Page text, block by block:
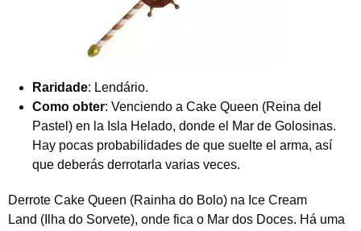
Raridade: Lendário.
Como obter: Venciendo a Cake Queen (Reina del
Pastel) en la Isla Helado, donde el Mar de Golosinas.
Hay pocas probabilidades de que suelte el arma, así
que deberás derrotarla varias veces.
Derrote Cake Queen (Rainha do Bolo) na Ice Cream
Land (Ilha do Sorvete), onde fica o Mar dos Doces. Há uma